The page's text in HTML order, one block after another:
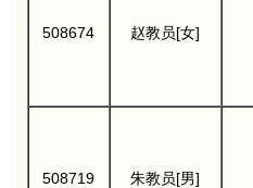
508674 赵教员[女]
508719 朱教员[男]